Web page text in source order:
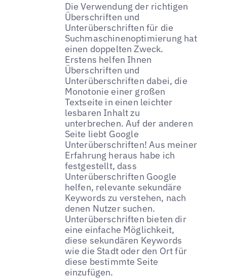
Die Verwendung der richtigen
Überschriften und
Unterüberschriften für die
Suchmaschinenoptimierung hat
einen doppelten Zweck.
Erstens helfen Ihnen
Überschriften und
Unterüberschriften dabei, die
Monotonie einer großen
Textseite in einen leichter
lesbaren Inhalt zu
unterbrechen. Auf der anderen
Seite liebt Google
Unterüberschriften! Aus meiner
Erfahrung heraus habe ich
festgestellt, dass
Unterüberschriften Google
helfen, relevante sekundäre
Keywords zu verstehen, nach
denen Nutzer suchen.
Unterüberschriften bieten dir
eine einfache Möglichkeit,
diese sekundären Keywords
wie die Stadt oder den Ort für
diese bestimmte Seite
einzufügen.